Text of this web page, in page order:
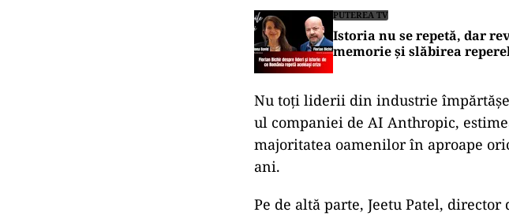
PUTEREA TV
Istoria nu se repetă, dar
memorie și slăbirea
Nu toți liderii din industrie
ul companiei de AI Anthropic,
majoritatea oamenilor în aproape
ani.
Pe de altă parte, Jeetu Patel,